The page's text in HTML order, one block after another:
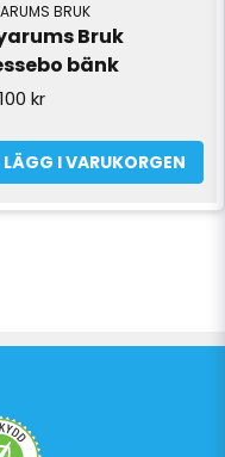
BRUK
Bruk
bänk
kr
LÄGG I VARUKORGEN